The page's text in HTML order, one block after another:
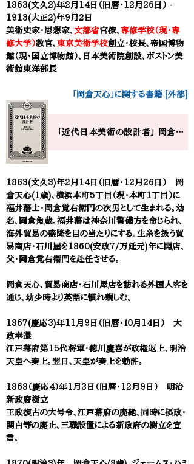
1863(文久3)年2月14日（旧暦・ 12月26日） 岡
倉天心(1歳)、横浜本町5丁目（現・本町1丁目）に
福井藩士・岡倉覚右衛門の次男として生まれる。幼
名、岡倉角蔵。福井藩は神奈川警備方を命じられ、
海外貿易の盛隆を目の当たりにする。生糸を扱う貿
易商店・石川屋を1860(安政7/万延元)年に開店、
父・岡倉覚右衛門を赴任させる。
岡倉天心、貿易商店・石川屋店を訪れる外国人客を
通じ、幼少時より英語に慣れ親しむ。
1867(慶応3)年11月9日（旧暦・１０月14日） 大
政奉還
江戸幕府第15代将軍・徳川慶喜が政権返上、明治
天皇へ奏上。翌日、天皇が奏上を勅許。
1868（慶応4）年1月3日（旧暦・12月9日） 明治
新政府樹立
王政復古の大号令、江戸幕府の廃絶、同時に摂政・
関白等の廃止、三職設置による新政府の樹立を宣
言。
「近代日本美術の設計者」​ 岡倉天心の大学”始まり”物語
1863(文久2)年2月14日（旧暦・12月26日） -
1913(大正2)年9月2日
美術史家・思想家、 文部省官僚、 専修学校（現・専
修大学）教官、 東京美術学校創立・校長、帝国博物
館（現・国立博物館）、日本美術院創設、ボストン美
術館東洋部長
「岡倉天心」に関する書籍 [外部]